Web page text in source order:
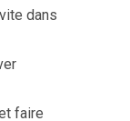
dans
faire